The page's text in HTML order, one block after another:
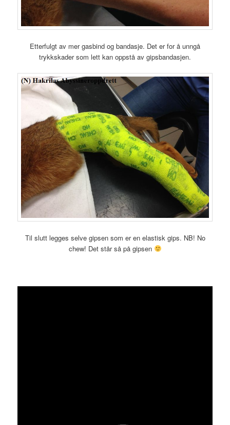
Etterfulgt av mer gasbind og bandasje. Det er for å unngå
trykkskader som lett kan oppstå av gipsbandasjen.
Til slutt legges selve gipsen som er en elastisk gips. NB! No
chew! Det står så på gipsen